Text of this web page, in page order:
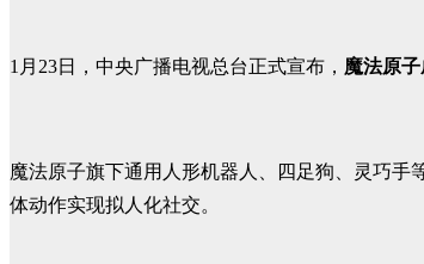
1月23日，中央广播电视总台正式宣布， 魔法原
魔法原子旗下通用人形机器人、四足狗、灵巧手
体动作实现拟人化社交。